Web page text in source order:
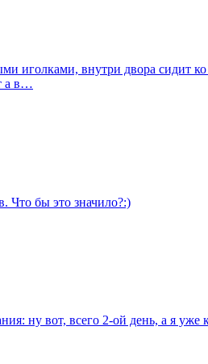
иголками, внутри двора сидит
а в…
Что бы это значило?:)
ну вот, всего 2-ой день, а я уже